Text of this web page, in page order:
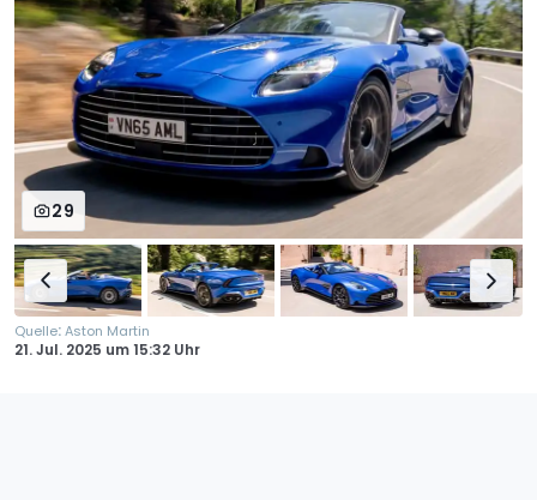
29
Quelle:Aston Martin
21. Jul. 2025 um15:32 Uhr